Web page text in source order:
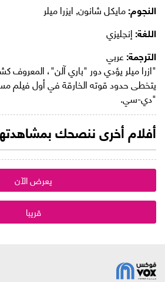
النجوم:مايكل شانون, ايزرا ميلر
اللغة:إنجليزي
الترجمة:عربي
"ازرا ميلر يؤدي دور "باري آلن"،
يتخطى حدود قوته الخارقة في أول فيلم
"دي-سي.
أفلام أخرى ننصحك
يعرض الآن
قريبا